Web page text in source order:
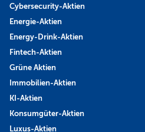
Cybersecurity-Aktien
Energie-Aktien
Energy-Drink-Aktien
Fintech-Aktien
Grüne Aktien
Immobilien-Aktien
KI-Aktien
Konsumgüter-Aktien
Luxus-Aktien